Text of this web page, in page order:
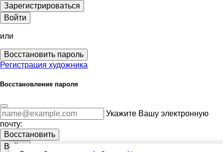
Зарегистрироваться
Войти
или
Восстановить пароль
Регистрация художника
Восстановление пароля
Укажите Вашу электронную
почту:
Восстановить
Войти